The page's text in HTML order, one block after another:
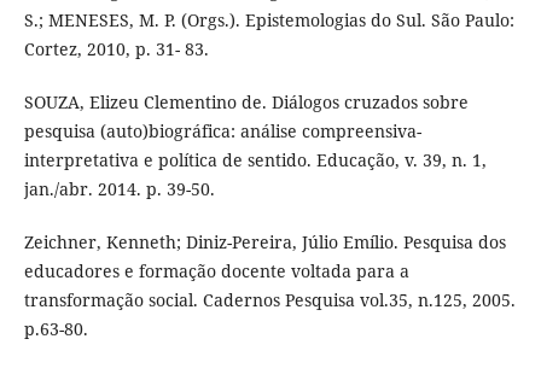
S.; MENESES, M. P. (Orgs.). Epistemologias do Sul. São Paulo:
Cortez, 2010, p. 31- 83.
SOUZA, Elizeu Clementino de. Diálogos cruzados sobre
pesquisa (auto)biográfica: análise compreensiva-
interpretativa e política de sentido. Educação, v. 39, n. 1,
jan./abr. 2014. p. 39-50.
Zeichner, Kenneth; Diniz-Pereira, Júlio Emílio. Pesquisa dos
educadores e formação docente voltada para a
transformação social. Cadernos Pesquisa vol.35, n.125, 2005.
p.63-80.